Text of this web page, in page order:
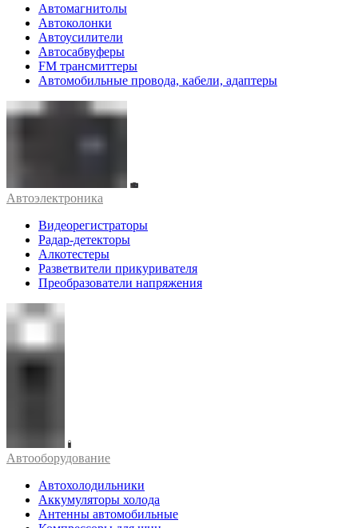
Автомагнитолы
Автоколонки
Автоусилители
Автосабвуферы
FM трансмиттеры
Автомобильные провода, кабели, адаптеры
Автоэлектроника
Видеорегистраторы
Радар-детекторы
Алкотестеры
Разветвители прикуривателя
Преобразователи напряжения
Автооборудование
Автохолодильники
Аккумуляторы холода
Антенны автомобильные